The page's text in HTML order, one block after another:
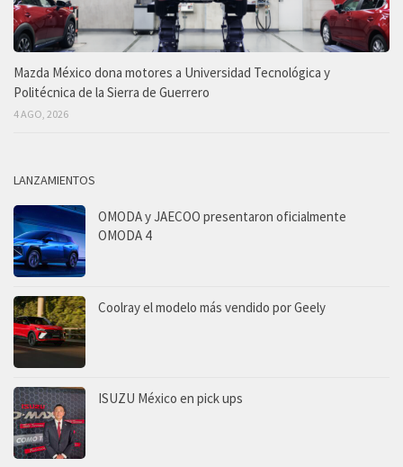
Mazda México dona motores a Universidad Tecnológica y
Politécnica de la Sierra de Guerrero
4 AGO, 2026
LANZAMIENTOS
OMODA y JAECOO presentaron oficialmente
OMODA 4
Coolray el modelo más vendido por Geely
ISUZU México en pick ups